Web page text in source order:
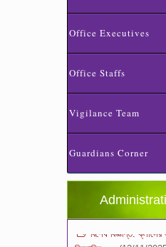
Office Executives
Office Staffs
Vigilance Team
Guardians Corner
স্কুলের ছুটির তালিকা ও
২০২৬ শিক্ষাবর্ষে ভর্তি পুন:
শ্রেণি পযর্ন্ত ফরম বিতরন
বিশেষ বিজ্ঞপ্তি:
বিস্তারিত….. (12/11/